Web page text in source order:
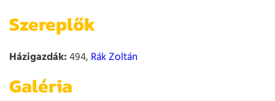
Szereplők
Házigazdák:494, Rák Zoltán
Galéria